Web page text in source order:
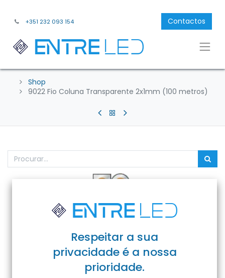
+351 232 093 154 Contactos
Shop
9022 Fio Coluna Transparente 2x1mm (100 metros)
Respeitar a sua
privacidade é a nossa
prioridade.